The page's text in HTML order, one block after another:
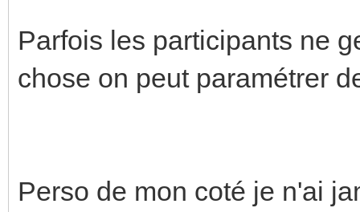
Parfois les participants ne
chose on peut paramétrer
Perso de mon coté je n'ai